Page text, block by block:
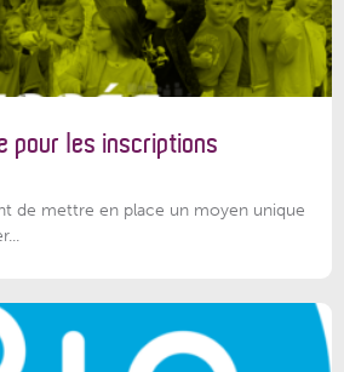
pour les inscriptions
de mettre en place un moyen unique